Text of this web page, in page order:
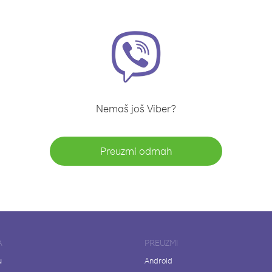
Nemaš još Viber?
Preuzmi odmah
PREUZMI
Android